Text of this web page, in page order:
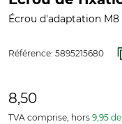
Écrou d'adaptation
Référence: 5895215680
8,50
TVA comprise, hors 9,95